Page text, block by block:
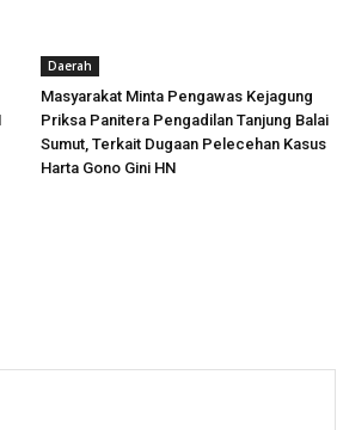
Daerah
Masyarakat Minta Pengawas Kejagung
Priksa Panitera Pengadilan Tanjung Balai
Sumut, Terkait Dugaan Pelecehan Kasus
Harta Gono Gini HN